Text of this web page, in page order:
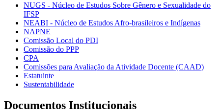
NUGS - Núcleo de Estudos Sobre Gênero e Sexualidade do
IFSP
NEABI - Núcleo de Estudos Afro-brasileiros e Indígenas
NAPNE
Comissão Local do PDI
Comissão do PPP
CPA
Comissões para Avaliação da Atividade Docente (CAAD)
Estatuinte
Sustentabilidade
Documentos Institucionais